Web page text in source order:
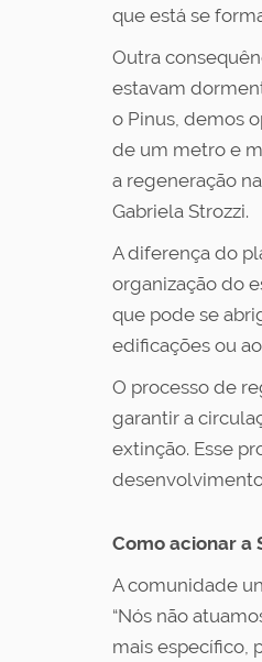
que está se
Outra
estavam
o Pinus, demos
de um metro e
a regeneração
Gabriela Strozzi.
A diferença do
organização do
que pode se
edificações ou
O processo de
garantir a
extinção. Esse
Como acionar a
A comunidade
“Nós não
mais específico,